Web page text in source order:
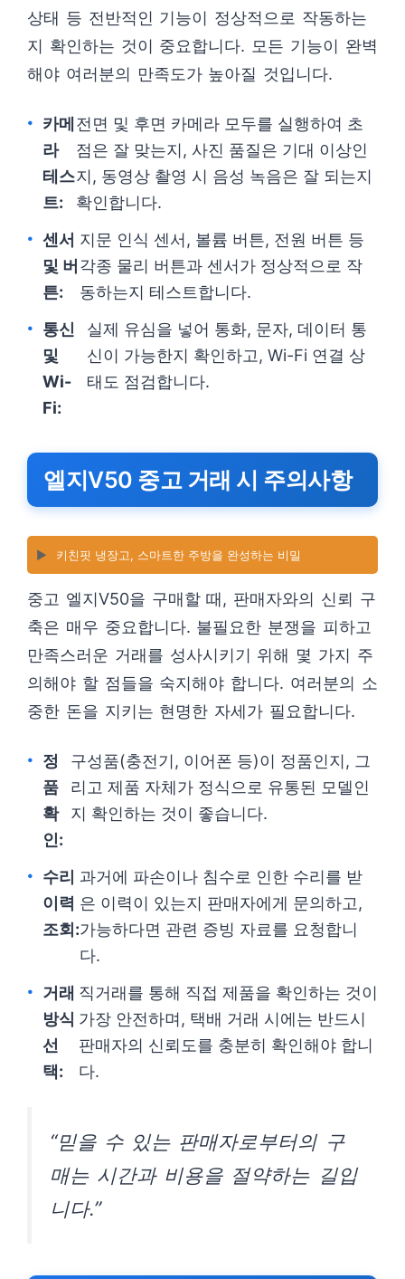
상태 등 전반적인 기능이 정상적으로 작동하는
지 확인하는 것이 중요합니다. 모든 기능이 완벽
해야 여러분의 만족도가 높아질 것입니다.
카메
라
테스
트:
전면 및 후면 카메라 모두를 실행하여 초
점은 잘 맞는지, 사진 품질은 기대 이상인
지, 동영상 촬영 시 음성 녹음은 잘 되는지
확인합니다.
센서
및 버
튼:
지문 인식 센서, 볼륨 버튼, 전원 버튼 등
각종 물리 버튼과 센서가 정상적으로 작
동하는지 테스트합니다.
통신
및
Wi-
Fi:
실제 유심을 넣어 통화, 문자, 데이터 통
신이 가능한지 확인하고, Wi-Fi 연결 상
태도 점검합니다.
엘지V50 중고 거래 시 주의사항
▶️ 키친핏 냉장고, 스마트한 주방을 완성하는 비밀
중고 엘지V50을 구매할 때, 판매자와의 신뢰 구
축은 매우 중요합니다. 불필요한 분쟁을 피하고
만족스러운 거래를 성사시키기 위해 몇 가지 주
의해야 할 점들을 숙지해야 합니다. 여러분의 소
중한 돈을 지키는 현명한 자세가 필요합니다.
정
품
확
인:
구성품(충전기, 이어폰 등)이 정품인지, 그
리고 제품 자체가 정식으로 유통된 모델인
지 확인하는 것이 좋습니다.
수리
이력
조회:
과거에 파손이나 침수로 인한 수리를 받
은 이력이 있는지 판매자에게 문의하고,
가능하다면 관련 증빙 자료를 요청합니
다.
거래
방식
선
택:
직거래를 통해 직접 제품을 확인하는 것이
가장 안전하며, 택배 거래 시에는 반드시
판매자의 신뢰도를 충분히 확인해야 합니
다.
“믿을 수 있는 판매자로부터의 구
매는 시간과 비용을 절약하는 길입
니다.”